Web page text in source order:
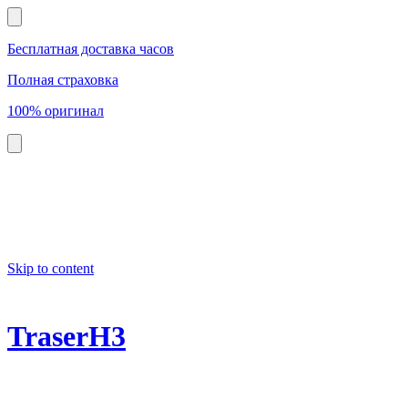
Бесплатная доставка часов
Полная страховка
100% оригинал
Skip to content
TraserH3